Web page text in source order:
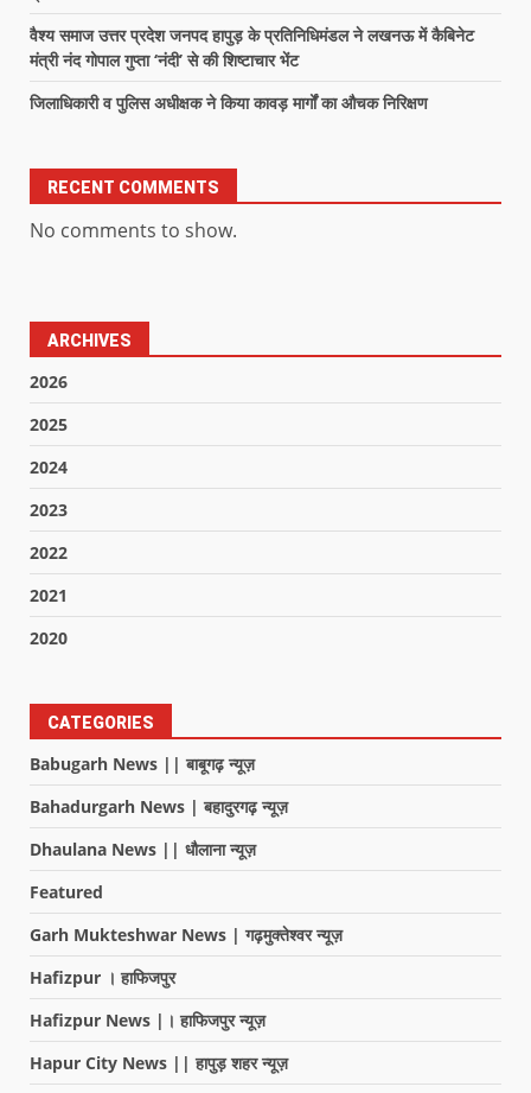
वैश्य समाज उत्तर प्रदेश जनपद हापुड़ के प्रतिनिधिमंडल ने लखनऊ में कैबिनेट
मंत्री नंद गोपाल गुप्ता ‘नंदी’ से की शिष्टाचार भेंट
जिलाधिकारी व पुलिस अधीक्षक ने किया कावड़ मार्गों का औचक निरिक्षण
RECENT COMMENTS
No comments to show.
ARCHIVES
2026
2025
2024
2023
2022
2021
2020
CATEGORIES
Babugarh News || बाबूगढ़ न्यूज़
Bahadurgarh News | बहादुरगढ़ न्यूज़
Dhaulana News || धौलाना न्यूज़
Featured
Garh Mukteshwar News | गढ़मुक्तेश्वर न्यूज़
Hafizpur । हाफिजपुर
Hafizpur News |। हाफिजपुर न्यूज़
Hapur City News || हापुड़ शहर न्यूज़